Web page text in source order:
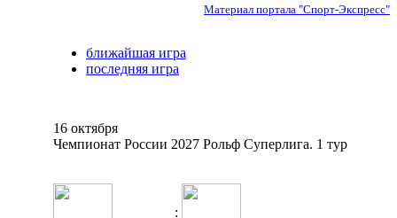
Материал портала "Спорт-Экспресс"
ближайшая игра
последняя игра
16 октября
Чемпионат России 2027 Рольф Суперлига. 1 тур
: